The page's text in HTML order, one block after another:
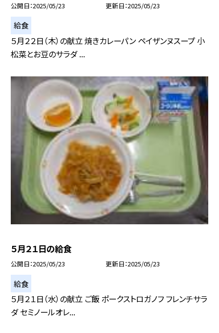
公開日 2025/05/23 更新日 2025/05/23
給食
５月２２日（木）の献立 焼きカレーパン ペイザンヌスープ 小
松菜とお豆のサラダ ...
５月２１日の給食
公開日 2025/05/23 更新日 2025/05/23
給食
５月２１日（水）の献立 ご飯 ポークストロガノフ フレンチサラ
ダ セミノールオレ...